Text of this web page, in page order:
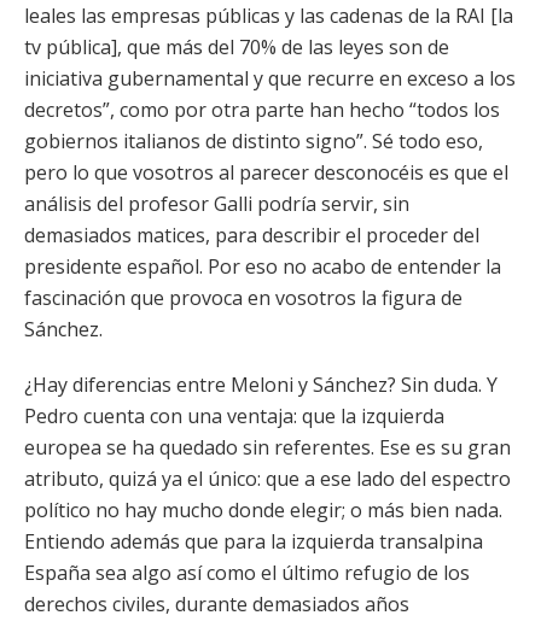
leales las empresas públicas y las cadenas de la RAI [la
tv pública], que más del 70% de las leyes son de
iniciativa gubernamental y que recurre en exceso a los
decretos”, como por otra parte han hecho “todos los
gobiernos italianos de distinto signo”. Sé todo eso,
pero lo que vosotros al parecer desconocéis es que el
análisis del profesor Galli podría servir, sin
demasiados matices, para describir el proceder del
presidente español. Por eso no acabo de entender la
fascinación que provoca en vosotros la figura de
Sánchez.
¿Hay diferencias entre Meloni y Sánchez? Sin duda. Y
Pedro cuenta con una ventaja: que la izquierda
europea se ha quedado sin referentes. Ese es su gran
atributo, quizá ya el único: que a ese lado del espectro
político no hay mucho donde elegir; o más bien nada.
Entiendo además que para la izquierda transalpina
España sea algo así como el último refugio de los
derechos civiles, durante demasiados años